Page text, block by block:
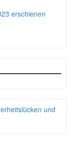
erschienen
und